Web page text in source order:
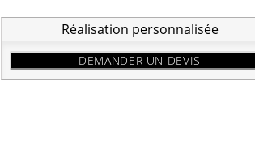
Réalisation personnalisée
DEMANDER UN DEVIS